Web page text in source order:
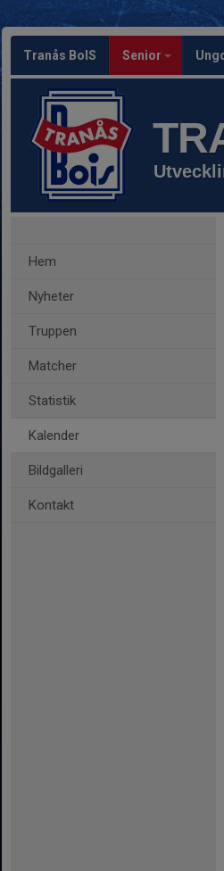
Tranås BoIS Senior
Hem
Nyheter
Truppen
Matcher
Statistik
Kalender
Bildgalleri
Kontakt